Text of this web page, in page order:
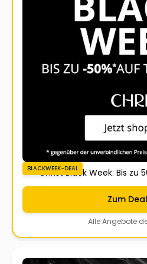
BLACKWEEK-DEAL
Christ Black Week: Bis zu
Zum Deal
Alle Angebote